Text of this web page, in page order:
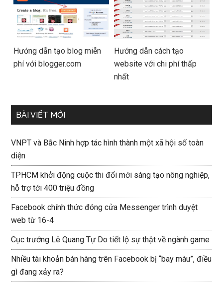
Hướng dẫn tạo blog miễn
phí với blogger.com
Hướng dẫn cách tạo
website với chi phí thấp
nhất
BÀI VIẾT MỚI
VNPT và Bắc Ninh hợp tác hình thành một xã hội số toàn
diện
TPHCM khởi động cuộc thi đổi mới sáng tạo nông nghiệp,
hỗ trợ tới 400 triệu đồng
Facebook chính thức đóng cửa Messenger trình duyệt
web từ 16-4
Cục trưởng Lê Quang Tự Do tiết lộ sự thật về ngành game
Nhiều tài khoản bán hàng trên Facebook bị “bay màu”, điều
gì đang xảy ra?